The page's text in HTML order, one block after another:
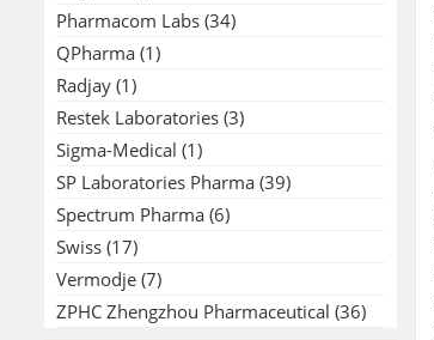
Pharmacom Labs (34)
QPharma (1)
Radjay (1)
Restek Laboratories (3)
Sigma-Medical (1)
SP Laboratories Pharma (39)
Spectrum Pharma (6)
Swiss (17)
Vermodje (7)
ZPHC Zhengzhou Pharmaceutical (36)